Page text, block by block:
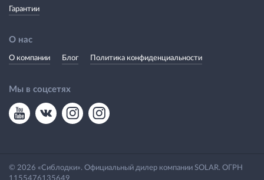
Гарантии
О нас
О компании Блог Политика конфиденциальности
Мы в соцсетях
© 2026 «Сиблодки». Официальный дилер компании SOLAR. ОГРН